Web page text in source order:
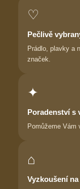
♡
Pečlivě
Prádlo, plavky a
značek.
✦
Poradenství s
Pomůžeme Vám
⌂
Vyzkoušení